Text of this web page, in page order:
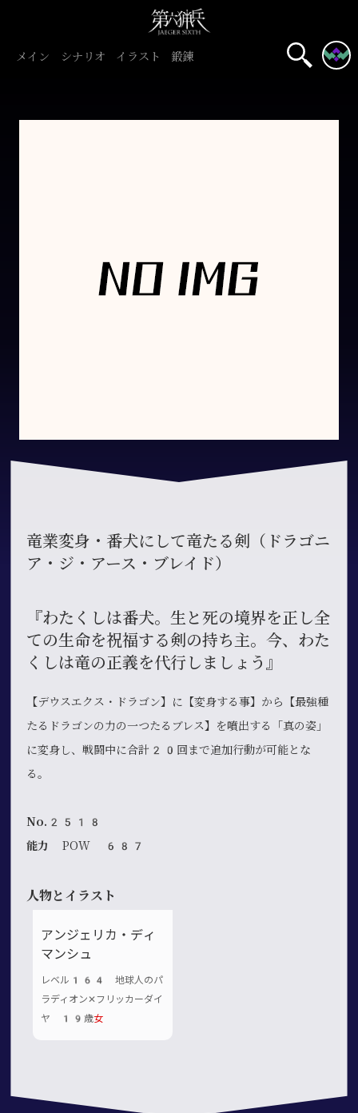
メイン シナリオ イラスト 鍛錬
竜業変身・番犬にして竜たる剣（ドラゴニ
ア・ジ・アース・ブレイド）
『わたくしは番犬。生と死の境界を正し全
ての生命を祝福する剣の持ち主。今、わた
くしは竜の正義を代行しましょう』
【デウスエクス・ドラゴン】に【変身する事】から【最強種
たるドラゴンの力の一つたるブレス】を噴出する「真の姿」
に変身し、戦闘中に合計20回まで追加行動が可能とな
る。
No.2518
能力POW 687
人物とイラスト
アンジェリカ・ディ
マンシュ
レベル164 地球人のパ
ラディオン✕フリッカーダイ
ヤ 19歳女